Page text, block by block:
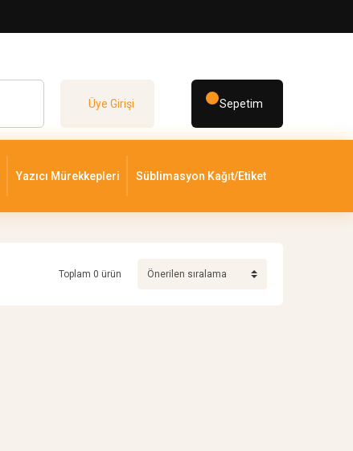
Üye Girişi Sepetim
Yazıcı Mürekkepleri Süblimasyon Kağıt/Etiket
Toplam 0 ürün